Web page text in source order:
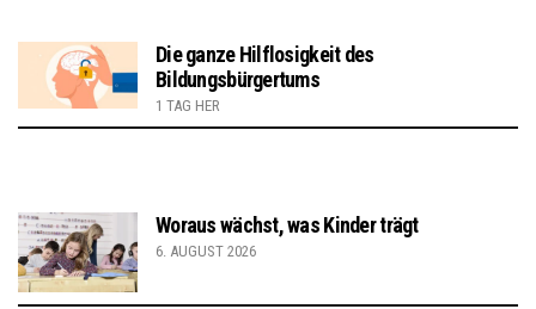
Die ganze Hilflosigkeit des
Bildungsbürgertums
1 TAG HER
Woraus wächst, was Kinder trägt
6. AUGUST 2026